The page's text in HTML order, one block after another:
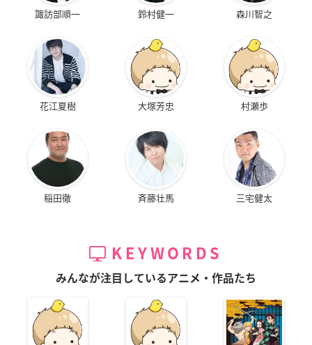
諏訪部順一 鈴村健一 森川智之
花江夏樹 大塚芳忠 村瀬歩
稲田徹 斉藤壮馬 三宅健太
KEYWORDS
みんなが注目しているアニメ・作品たち